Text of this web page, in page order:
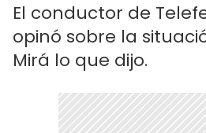
El conductor de
opinó sobre la
Mirá lo que dijo.